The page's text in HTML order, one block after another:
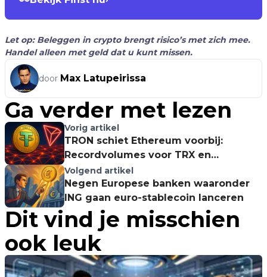
Let op: Beleggen in crypto brengt risico’s met zich mee.
Handel alleen met geld dat u kunt missen.
door Max Latupeirissa
Ga verder met lezen
Vorig artikel
TRON schiet Ethereum voorbij:
Recordvolumes voor TRX en
stablecoins!
Volgend artikel
Negen Europese banken waaronder
ING gaan euro-stablecoin lanceren
Dit vind je misschien
ook leuk